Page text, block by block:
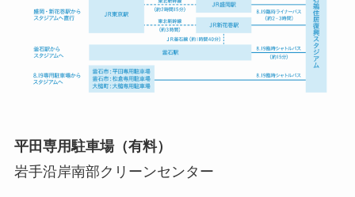
平田専用駐車場（有料）
岩手沿岸南部クリーンセンター